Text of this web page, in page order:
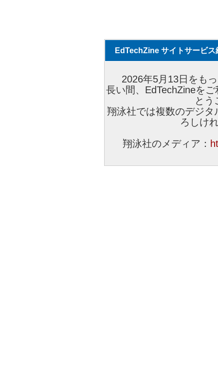
EdTechZine サイトサービス
2026年5月13日をも
長い間、EdTechZineを
とう
翔泳社では複数のデジ
ろしけ
翔泳社のメディア：